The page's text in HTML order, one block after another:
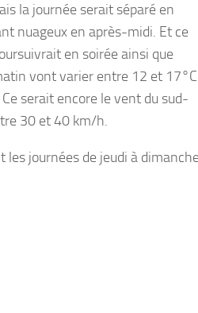
la journée serait séparé en
nuageux en après-midi. Et ce
en soirée ainsi que
vont varier entre 12 et 17°C
serait encore le vent du sud-
30 et 40 km/h.
les journées de jeudi à